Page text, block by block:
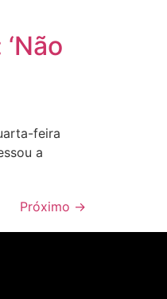
feira
a
Próximo →